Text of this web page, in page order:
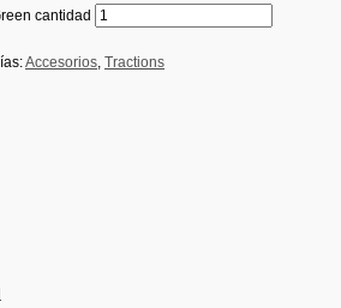
cantidad
Accesorios Tractions